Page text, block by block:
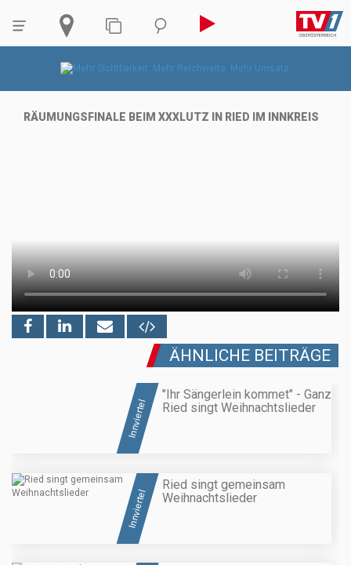
RÄUMUNGSFINALE BEIM XXXLUTZ IN RIED IM INNKREIS
ÄHNLICHE BEITRÄGE
Innviertel
"Ihr Sängerlein kommet" - Ganz
Ried singt Weihnachtslieder
Innviertel
Ried singt gemeinsam
Weihnachtslieder